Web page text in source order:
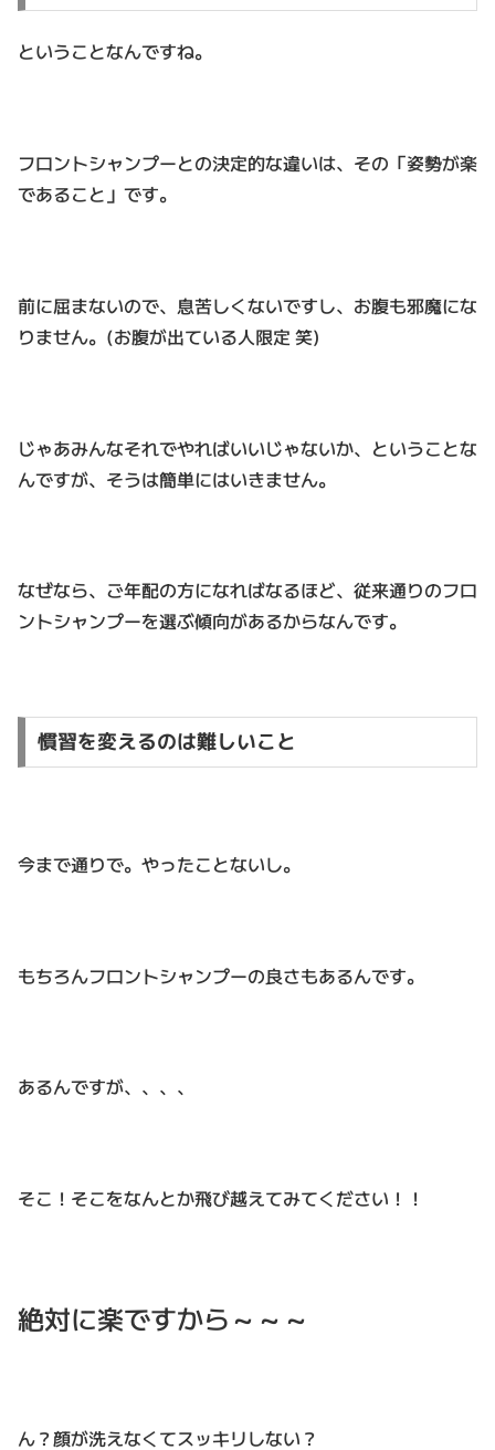
ということなんですね。
フロントシャンプーとの決定的な違いは、その「姿勢が楽
であること」です。
前に屈まないので、息苦しくないですし、お腹も邪魔にな
りません。(お腹が出ている人限定 笑)
じゃあみんなそれでやればいいじゃないか、ということな
んですが、そうは簡単にはいきません。
なぜなら、ご年配の方になればなるほど、従来通りのフロ
ントシャンプーを選ぶ傾向があるからなんです。
慣習を変えるのは難しいこと
今まで通りで。やったことないし。
もちろんフロントシャンプーの良さもあるんです。
あるんですが、、、、
そこ！そこをなんとか飛び越えてみてください！！
絶対に楽ですから～～～
ん？顔が洗えなくてスッキリしない？